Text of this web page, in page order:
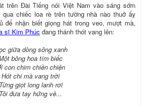
trên Đài Tiếng nói Việt Nam vào sáng sớm
qua chiếc loa rè trên tường nhà nào thuở ấy
để nhận biết giọng hát trong veo, mượt mà,
sĩ Kim Phúc đang thánh thót vang lên:
giữa dòng sông xanh
bông hoa tím biếc
con chim chiền chiện
Hót chi mà vang trời
Từng giọt long lanh rơi
Tôi đưa tay hứng về...